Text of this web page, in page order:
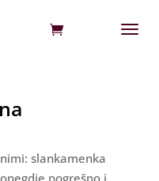
slankamenka